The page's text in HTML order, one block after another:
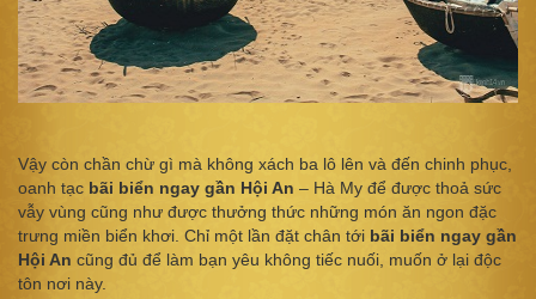
Vậy còn chần chừ gì mà không xách ba lô lên và đến chinh phục,
oanh tạc bãi biển ngay gần Hội An – Hà My để được thoả sức
vẫy vùng cũng như được thưởng thức những món ăn ngon đặc
trưng miền biển khơi. Chỉ một lần đặt chân tới bãi biển ngay gần
Hội An cũng đủ để làm bạn yêu không tiếc nuối, muốn ở lại độc
tôn nơi này.